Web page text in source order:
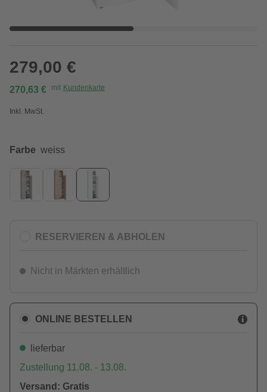
279,00 €
270,63 € mit Kundenkarte
Inkl. MwSt.
Farbe weiss
RESERVIEREN & ABHOLEN
Nicht in Märkten erhältlich
ONLINE BESTELLEN
lieferbar
Zustellung 11.08. - 13.08.
Versand: Gratis